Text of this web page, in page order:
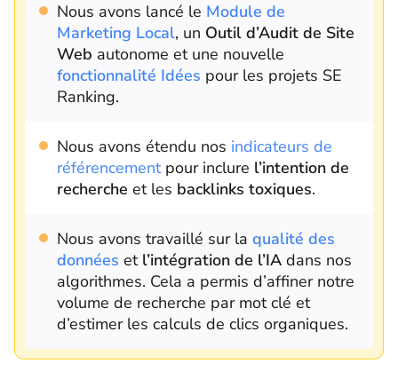
Nous avons lancé le Module de
Marketing Local, un Outil d’Audit de Site
Web autonome et une nouvelle
fonctionnalité Idées pour les projets SE
Ranking.
Nous avons étendu nos indicateurs de
référencementpour inclure l’intention de
recherche et les backlinks toxiques.
Nous avons travaillé sur la qualité des
données et l’intégration de l’IA dans nos
algorithmes. Cela a permis d’affiner notre
volume de recherche par mot clé et
d’estimer les calculs de clics organiques.